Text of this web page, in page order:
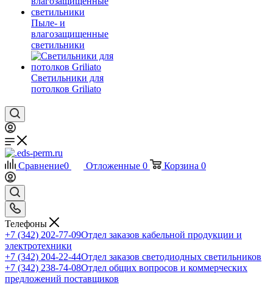
Пыле- и
влагозащищенные
светильники
Светильники для
потолков Griliato
Сравнение0 Отложенные 0 Корзина 0
Телефоны
+7 (342) 202-77-09Отдел заказов кабельной продукции и
электротехники
+7 (342) 204-22-44Отдел заказов светодиодных светильников
+7 (342) 238-74-08Отдел общих вопросов и коммерческих
предложений поставщиков